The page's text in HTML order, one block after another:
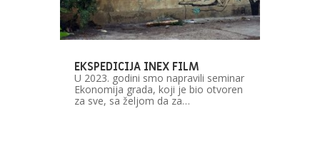
EKSPEDICIJA INEX FILM
U 2023. godini smo napravili seminar
Ekonomija grada, koji je bio otvoren
za sve, sa željom da za…